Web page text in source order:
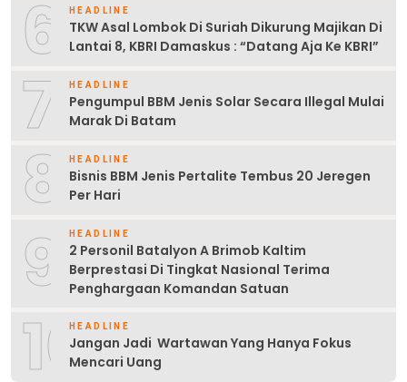
6 HEADLINE
TKW Asal Lombok Di Suriah Dikurung Majikan Di
Lantai 8, KBRI Damaskus : “Datang Aja Ke KBRI”
7 HEADLINE
Pengumpul BBM Jenis Solar Secara Illegal Mulai
Marak Di Batam
8 HEADLINE
Bisnis BBM Jenis Pertalite Tembus 20 Jeregen
Per Hari
9 HEADLINE
2 Personil Batalyon A Brimob Kaltim
Berprestasi Di Tingkat Nasional Terima
Penghargaan Komandan Satuan
10HEADLINE
Jangan Jadi Wartawan Yang Hanya Fokus
Mencari Uang